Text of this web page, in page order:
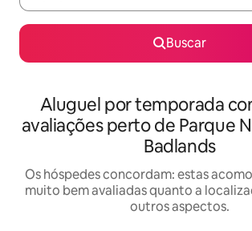
Buscar
Aluguel por temporada
avaliações perto de Parque
Badlands
Os hóspedes concordam: estas
muito bem avaliadas quanto a
outros aspectos.